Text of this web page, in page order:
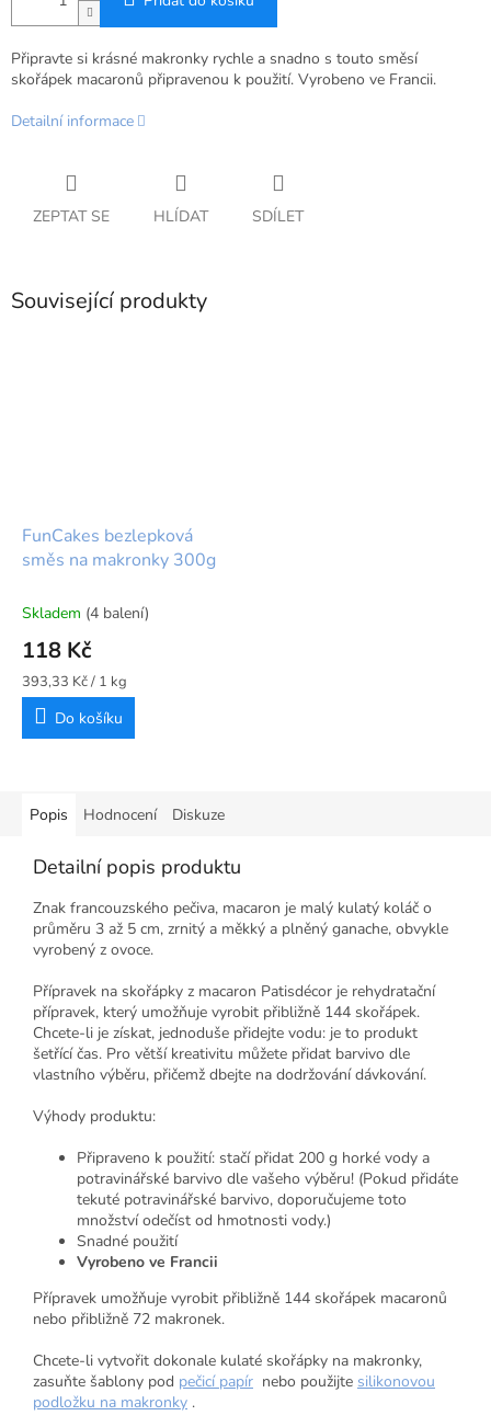
Připravte si krásné makronky rychle a snadno s touto směsí
skořápek macaronů připravenou k použití. Vyrobeno ve Francii.
Detailní informace
ZEPTAT SE HLÍDAT SDÍLET
Související produkty
FunCakes bezlepková
směs na makronky 300g
Skladem (4 balení)
118 Kč
Měrná
cena:
393,33 Kč / 1 kg
Do košíku
Popis Hodnocení Diskuze
Detailní popis produktu
Znak francouzského pečiva, macaron je malý kulatý koláč o
průměru 3 až 5 cm, zrnitý a měkký a plněný ganache, obvykle
vyrobený z ovoce.
Přípravek na skořápky z macaron Patisdécor je rehydratační
přípravek, který umožňuje vyrobit přibližně 144 skořápek.
Chcete-li je získat, jednoduše přidejte vodu: je to produkt
šetřící čas. Pro větší kreativitu můžete přidat barvivo dle
vlastního výběru, přičemž dbejte na dodržování dávkování.
Výhody produktu:
Připraveno k použití: stačí přidat 200 g horké vody a
potravinářské barvivo dle vašeho výběru! (Pokud přidáte
tekuté potravinářské barvivo, doporučujeme toto
množství odečíst od hmotnosti vody.)
Snadné použití
Vyrobeno ve Francii
Přípravek umožňuje vyrobit přibližně 144 skořápek macaronů
nebo přibližně 72 makronek.
Chcete-li vytvořit dokonale kulaté skořápky na makronky,
zasuňte šablony pod pečicí papír nebo použijte silikonovou
podložku na makronky .